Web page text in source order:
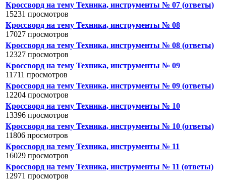
Кроссворд на тему Техника, инструменты № 07 (ответы)
15231 просмотров
Кроссворд на тему Техника, инструменты № 08
17027 просмотров
Кроссворд на тему Техника, инструменты № 08 (ответы)
12327 просмотров
Кроссворд на тему Техника, инструменты № 09
11711 просмотров
Кроссворд на тему Техника, инструменты № 09 (ответы)
12204 просмотров
Кроссворд на тему Техника, инструменты № 10
13396 просмотров
Кроссворд на тему Техника, инструменты № 10 (ответы)
11806 просмотров
Кроссворд на тему Техника, инструменты № 11
16029 просмотров
Кроссворд на тему Техника, инструменты № 11 (ответы)
12971 просмотров